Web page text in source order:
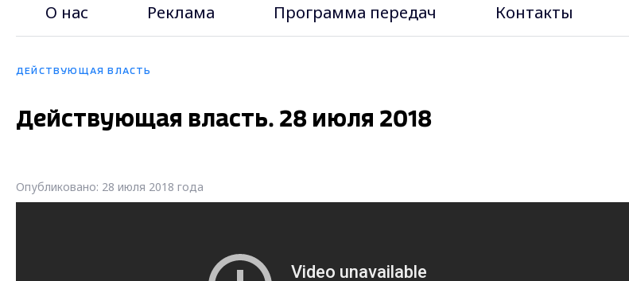
О нас Реклама Программа передач Контакты
ДЕЙСТВУЮЩАЯ ВЛАСТЬ
Действующая власть. 28 июля 2018
Опубликовано: 28 июля 2018 года